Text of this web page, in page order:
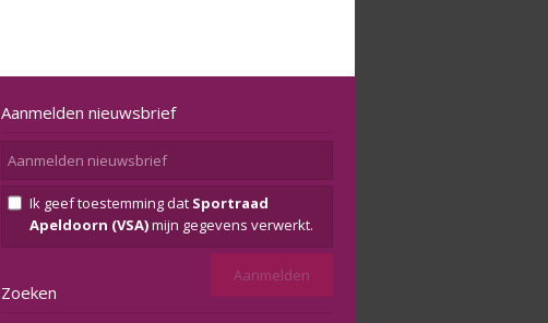
Aanmelden nieuwsbrief
Ik geef toestemming dat Sportraad
Apeldoorn (VSA)mijn gegevens verwerkt.
Zoeken